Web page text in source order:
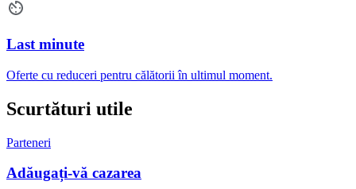
Last minute
Oferte cu reduceri pentru călătorii în ultimul moment.
Scurtături utile
Parteneri
Adăugați-vă cazarea